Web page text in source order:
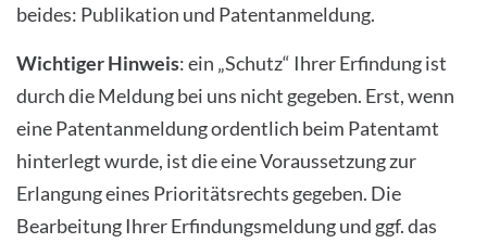
beides: Publikation und Patentanmeldung.
Wichtiger Hinweis: ein „Schutz“ Ihrer Erfindung ist
durch die Meldung bei uns nicht gegeben. Erst, wenn
eine Patentanmeldung ordentlich beim Patentamt
hinterlegt wurde, ist die eine Voraussetzung zur
Erlangung eines Prioritätsrechts gegeben. Die
Bearbeitung Ihrer Erfindungsmeldung und ggf. das